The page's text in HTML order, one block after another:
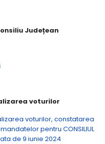
Județean
voturilor
voturilor, constatarea
pentru CONSILIUL
de 9 iunie 2024